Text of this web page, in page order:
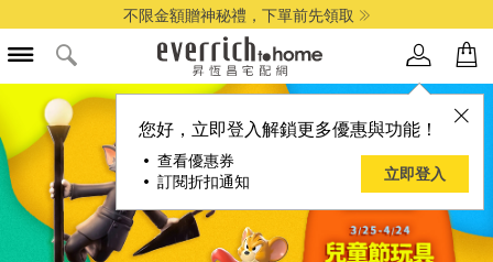
全館最高享14%折扣
您好，立即登入解鎖更多優惠與功能！
• 查看優惠券
• 訂閱折扣通知
立即登入